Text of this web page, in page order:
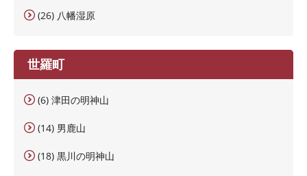
(26) 八幡湿原
世羅町
(6) 津田の明神山
(14) 男鹿山
(18) 黒川の明神山